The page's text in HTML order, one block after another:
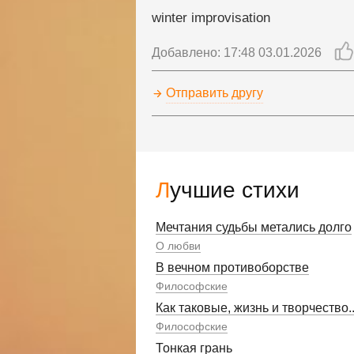
Лучшие стихи
Мечтания судьбы метались долго
О любви
В вечном противоборстве
Философские
Как таковые, жизнь и
Философские
Тонкая грань
winter improvisation
Добавлено: 17:48 03.01.2026
Отправить другу